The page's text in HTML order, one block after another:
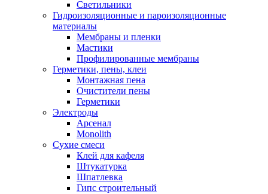
Светильники
Гидроизоляционные и пароизоляционные
материалы
Мембраны и пленки
Мастики
Профилированные мембраны
Герметики, пены, клеи
Монтажная пена
Очистители пены
Герметики
Электроды
Арсенал
Monolith
Сухие смеси
Клей для кафеля
Штукатурка
Шпатлевка
Гипс строительный